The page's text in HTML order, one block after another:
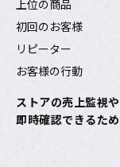
上位の商品
初回のお客様
リピーター
お客様の行動
ストアの売上監視
即時確認できるた